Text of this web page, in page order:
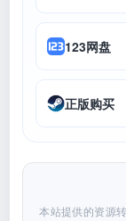
123网盘
正版购买
本站提供的资源